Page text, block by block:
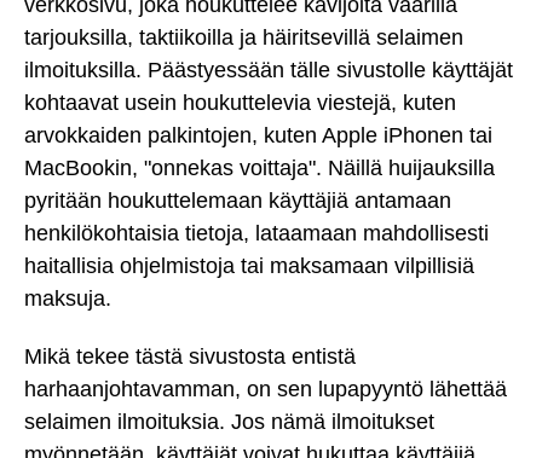
tarjouksilla, taktiikoilla ja häiritsevillä selaimen
ilmoituksilla. Päästyessään tälle sivustolle käyttäjät
kohtaavat usein houkuttelevia viestejä, kuten
arvokkaiden palkintojen, kuten Apple iPhonen tai
MacBookin, "onnekas voittaja". Näillä huijauksilla
pyritään houkuttelemaan käyttäjiä antamaan
henkilökohtaisia tietoja, lataamaan mahdollisesti
haitallisia ohjelmistoja tai maksamaan vilpillisiä
maksuja.
Mikä tekee tästä sivustosta entistä
harhaanjohtavamman, on sen lupapyyntö lähettää
selaimen ilmoituksia. Jos nämä ilmoitukset